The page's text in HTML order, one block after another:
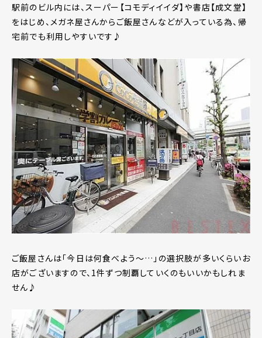
駅前のビル内には、スーパー【コモディイイダ】や書店【成文堂】
をはじめ、メガネ屋さんからご飯屋さんなどが入っている為、帰
宅前でも利用しやすいです♪
ご飯屋さんは｢今日は何食べよう～…｣の選択肢が多いくらいお
店がございますので、1件ずつ制覇していくのもいいかもしれま
せん♪